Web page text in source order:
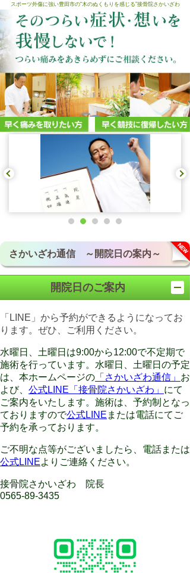
スポーツ外傷に強い豊田市の“木のぬくもりを感じる”接骨院さかいざわ
さかいざわ通信 ～開院日の案内～
開院日のご案内
「LINE」から予約ができるようになってお
ります。ぜひ、ご利用ください。
水曜日、土曜日は9:00から12:00で不定期で
施術を行っています。水曜日、土曜日の予定
は、本ホームページの 「さかいざわ通信」 お
よび、 公式LINE「接骨院さかいざわ」 にて
ご案内をいたします。施術は、予約制となっ
ておりますので公式LINE または電話にてご
予約を承っております。
ご不明な点等がございましたら、電話または
公式LINEよりご連絡ください。
接骨院さかいざわ 院長
0565-89-3435